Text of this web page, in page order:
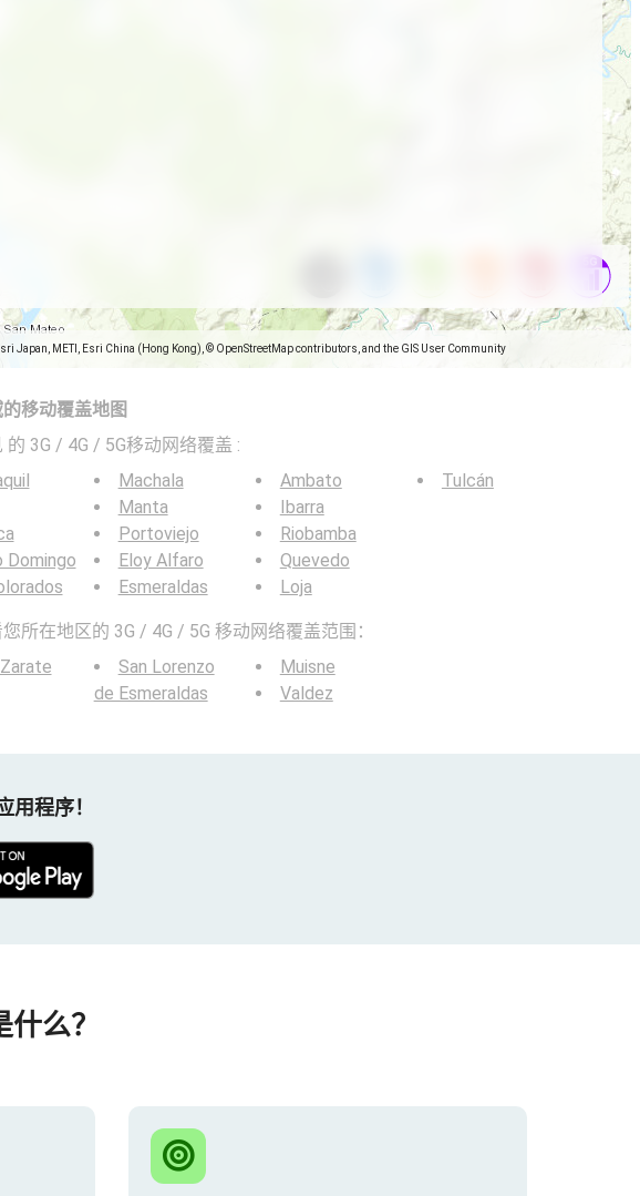
Japan, METI, Esri China (Hong Kong), © OpenStreetMap contributors, and the GIS User Community
移动覆盖地图
的 3G / 4G / 5G移动网络覆盖 :
Domingo
Machala
Manta
Portoviejo
Eloy Alfaro
Esmeraldas
Ambato
Ibarra
Riobamba
Quevedo
Loja
Tulcán
所在地区的 3G / 4G / 5G 移动网络覆盖范围：
San Lorenzo
de Esmeraldas
Muisne
Valdez
程序！
么？